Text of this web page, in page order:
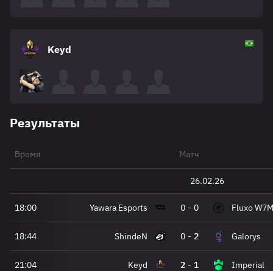
Keyd
Результаты
Время Матч
26.02.26
18:00 Yawara Esports 0 - 0 Fluxo W7M
18:44 ShindeN 0 - 2 Galorys
21:04 Keyd 2 - 1 Imperial